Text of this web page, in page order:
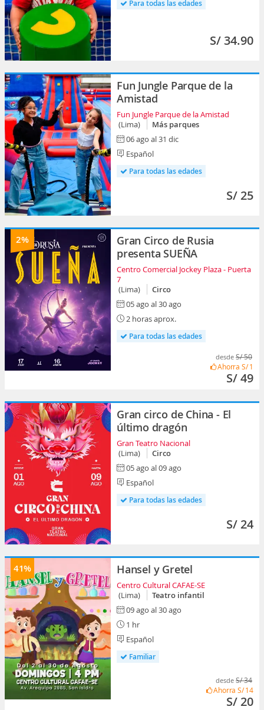
Para todas las edades
S/ 34.90
Fun Jungle Parque de la
Amistad
Fun Jungle Parque de la Amistad
(Lima)
Más parques
06 ago al 31 dic
Español
Para todas las edades
S/ 25
2%
Gran Circo de Rusia
presenta SUEÑA
Centro Comercial Jockey Plaza - Puerta
7
(Lima)
Circo
05 ago al 30 ago
2 horas aprox.
Para todas las edades
desde S/ 50
Ahorra S/ 1
S/ 49
Gran circo de China - El
último dragón
Gran Teatro Nacional
(Lima)
Circo
05 ago al 09 ago
Español
Para todas las edades
S/ 24
41% Hansel y Gretel
Centro Cultural CAFAE-SE
(Lima)
Teatro infantil
09 ago al 30 ago
1 hr
Español
Familiar
desde S/ 34
Ahorra S/ 14
S/ 20